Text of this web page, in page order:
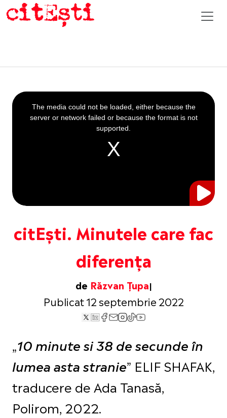
citEști. Minutele care fac
diferența
de Răzvan Țupa
Publicat 12 septembrie 2022
This
is
a
The media could not be loaded, either because the
server or network failed or because the format is not
supported.
„10 minute si 38 de secunde în
lumea asta stranie” ELIF SHAFAK,
traducere de Ada Tanasă,
Polirom, 2022.